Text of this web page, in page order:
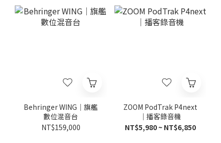
Behringer WING｜旗艦
數位混音台
NT$159,000
ZOOM PodTrak P4next
｜播客錄音機
NT$5,980 ~ NT$6,850